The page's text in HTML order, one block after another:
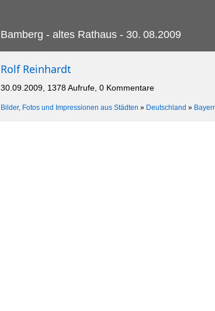
Bamberg - altes Rathaus - 30. 08.2009
Rolf Reinhardt
30.09.2009, 1378 Aufrufe, 0 Kommentare
Bilder, Fotos und Impressionen aus Städten » Deutschland »